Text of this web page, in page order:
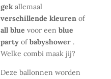
gek allemaal
verschillende kleuren of
all blue voor een blue
party ofbabyshower .
Welke combi maak jij?
Deze ballonnen worden